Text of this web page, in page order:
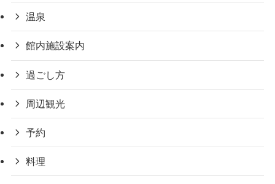
温泉
館内施設案内
過ごし方
周辺観光
予約
料理